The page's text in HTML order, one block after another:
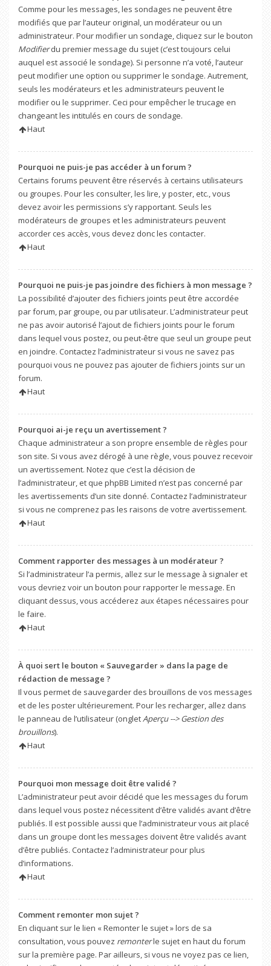
Comme pour les messages, les sondages ne peuvent être
modifiés que par l’auteur original, un modérateur ou un
administrateur. Pour modifier un sondage, cliquez sur le bouton
Modifierdu premier message du sujet (c’est toujours celui
auquel est associé le sondage). Si personne n’a voté, l’auteur
peut modifier une option ou supprimer le sondage. Autrement,
seuls les modérateurs et les administrateurs peuvent le
modifier ou le supprimer. Ceci pour empêcher le trucage en
changeant les intitulés en cours de sondage.
Haut
Pourquoi ne puis-je pas accéder à un forum ?
Certains forums peuvent être réservés à certains utilisateurs
ou groupes. Pour les consulter, les lire, y poster, etc., vous
devez avoir les permissions s’y rapportant. Seuls les
modérateurs de groupes et les administrateurs peuvent
accorder ces accès, vous devez donc les contacter.
Haut
Pourquoi ne puis-je pas joindre des fichiers à mon message ?
La possibilité d’ajouter des fichiers joints peut être accordée
par forum, par groupe, ou par utilisateur. L’administrateur peut
ne pas avoir autorisé l’ajout de fichiers joints pour le forum
dans lequel vous postez, ou peut-être que seul un groupe peut
en joindre. Contactez l’administrateur si vous ne savez pas
pourquoi vous ne pouvez pas ajouter de fichiers joints sur un
forum.
Haut
Pourquoi ai-je reçu un avertissement ?
Chaque administrateur a son propre ensemble de règles pour
son site. Si vous avez dérogé à une règle, vous pouvez recevoir
un avertissement. Notez que c’est la décision de
l’administrateur, et que phpBB Limited n’est pas concerné par
les avertissements d’un site donné. Contactez l’administrateur
si vous ne comprenez pas les raisons de votre avertissement.
Haut
Comment rapporter des messages à un modérateur ?
Si l’administrateur l’a permis, allez sur le message à signaler et
vous devriez voir un bouton pour rapporter le message. En
cliquant dessus, vous accéderez aux étapes nécessaires pour
le faire.
Haut
À quoi sert le bouton « Sauvegarder » dans la page de
rédaction de message ?
Il vous permet de sauvegarder des brouillons de vos messages
et de les poster ultérieurement. Pour les recharger, allez dans
le panneau de l’utilisateur (ongletAperçu --> Gestion des
brouillons).
Haut
Pourquoi mon message doit être validé ?
L’administrateur peut avoir décidé que les messages du forum
dans lequel vous postez nécessitent d’être validés avant d’être
publiés. Il est possible aussi que l’administrateur vous ait placé
dans un groupe dont les messages doivent être validés avant
d’être publiés. Contactez l’administrateur pour plus
d’informations.
Haut
Comment remonter mon sujet ?
En cliquant sur le lien « Remonter le sujet » lors de sa
consultation, vous pouvez remonterle sujet en haut du forum
sur la première page. Par ailleurs, si vous ne voyez pas ce lien,